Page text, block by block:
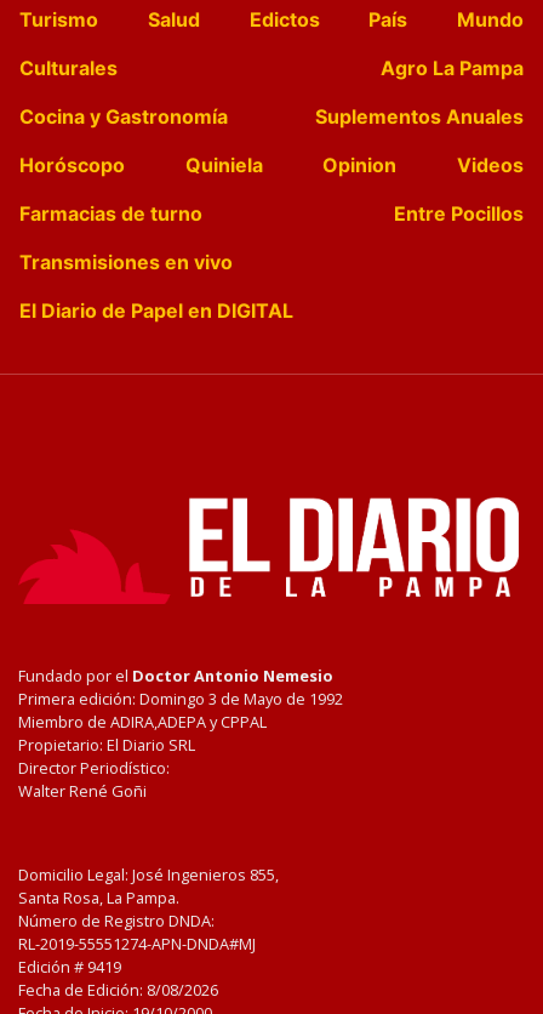
Turismo
Salud Edictos País
Mundo
Culturales
Agro La Pampa
Cocina y Gastronomía
Suplementos Anuales
Horóscopo
Quiniela Opinion
Videos
Farmacias de turno
Entre Pocillos
Transmisiones en vivo
El Diario de Papel en DIGITAL
Fundado por el Doctor Antonio Nemesio
Primera edición: Domingo 3 de Mayo de 1992
Miembro de ADIRA,ADEPA y CPPAL
Propietario: El Diario SRL
Director Periodístico:
Walter René Goñi
Domicilio Legal: José Ingenieros 855,
Santa Rosa, La Pampa.
Número de Registro DNDA:
RL-2019-55551274-APN-DNDA#MJ
Edición # 9419
Fecha de Edición: 8/08/2026